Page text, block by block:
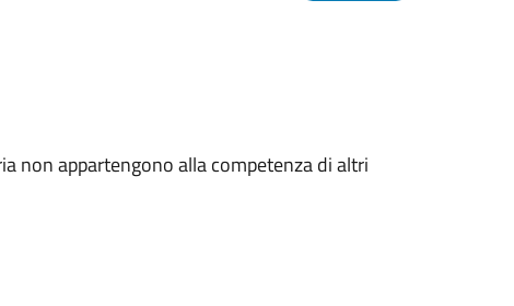
non appartengono alla competenza di altri